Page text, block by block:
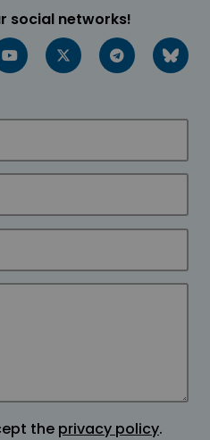
social networks!
the privacy policy.